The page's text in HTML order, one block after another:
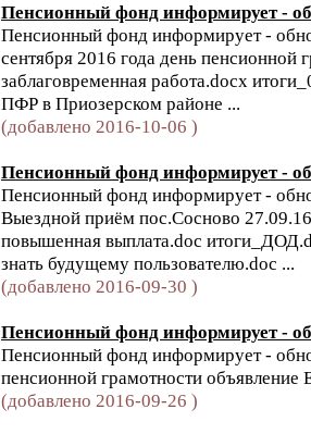
Пенсионный фонд информирует -
Пенсионный фонд информирует -
сентября 2016 года день пенсионной
заблаговременная работа.docx
ПФР в Приозерском районе ...
(добавлено 2016-10-06 )
Пенсионный фонд информирует -
Пенсионный фонд информирует -
Выездной приём пос.Сосново
повышенная выплата.doc
знать будущему пользователю.doc ...
(добавлено 2016-09-30 )
Пенсионный фонд информирует -
Пенсионный фонд информирует -
пенсионной грамотности
(добавлено 2016-09-26 )